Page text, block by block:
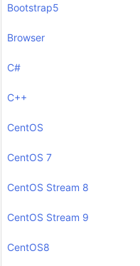
Bootstrap5
Browser
C#
C++
CentOS
CentOS 7
CentOS Stream 8
CentOS Stream 9
CentOS8